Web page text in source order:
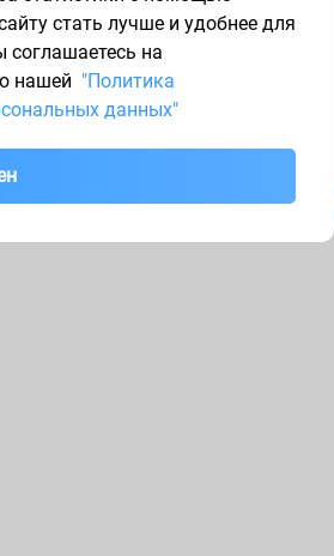
285/
стать лучше и удобнее для
соглашаетесь на
нашей "Политика
данных"